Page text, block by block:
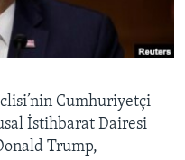
Cumhuriyetçi
İstihbarat Dairesi
Trump,